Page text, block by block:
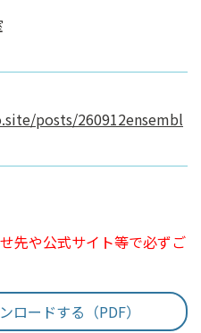
ロードする（PDF）
posts/260912ensembl
先や公式サイト等で必ずご